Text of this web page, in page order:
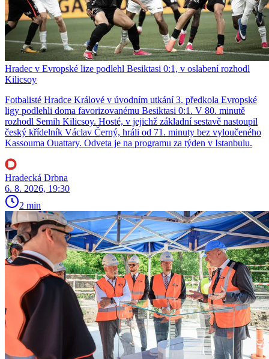
Hradec v Evropské lize podlehl Besiktasi 0:1, v oslabení rozhodl
Kilicsoy
Fotbalisté Hradce Králové v úvodním utkání 3. předkola Evropské
ligy podlehli doma favorizovanému Besiktasi 0:1. V 80. minutě
rozhodl Semih Kilicsoy. Hosté, v jejichž základní sestavě nastoupil
český křídelník Václav Černý, hráli od 71. minuty bez vyloučeného
Kassouma Ouattary. Odveta je na programu za týden v Istanbulu.
Hradecká Drbna
6. 8. 2026, 19:30
2 min